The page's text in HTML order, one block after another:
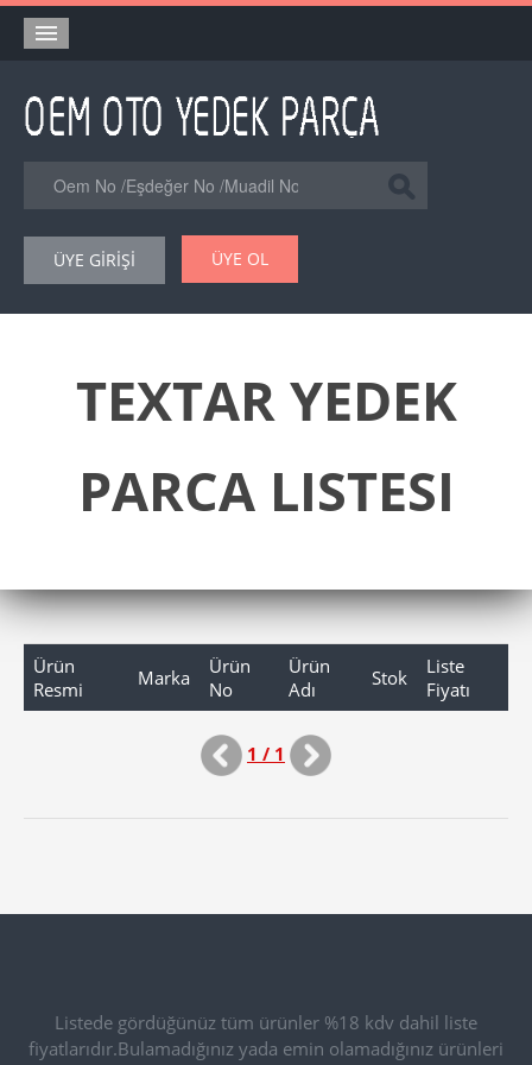
Orjinal Yedek Parça
Eşdeğer Muadil Yedek Parça
Şase Numarası VIN Yedekparça Sorgulama
Hakkımızda
ÜYE GİRİŞİ ÜYE OL
TEXTAR YEDEK
PARCA LISTESI
Ürün
Resmi
Marka
Ürün
No
Ürün
Adı
Stok
Liste
Fiyatı
1 / 1
Listede gördüğünüz tüm ürünler %18 kdv dahil liste
fiyatlarıdır.Bulamadığınız yada emin olamadığınız ürünleri